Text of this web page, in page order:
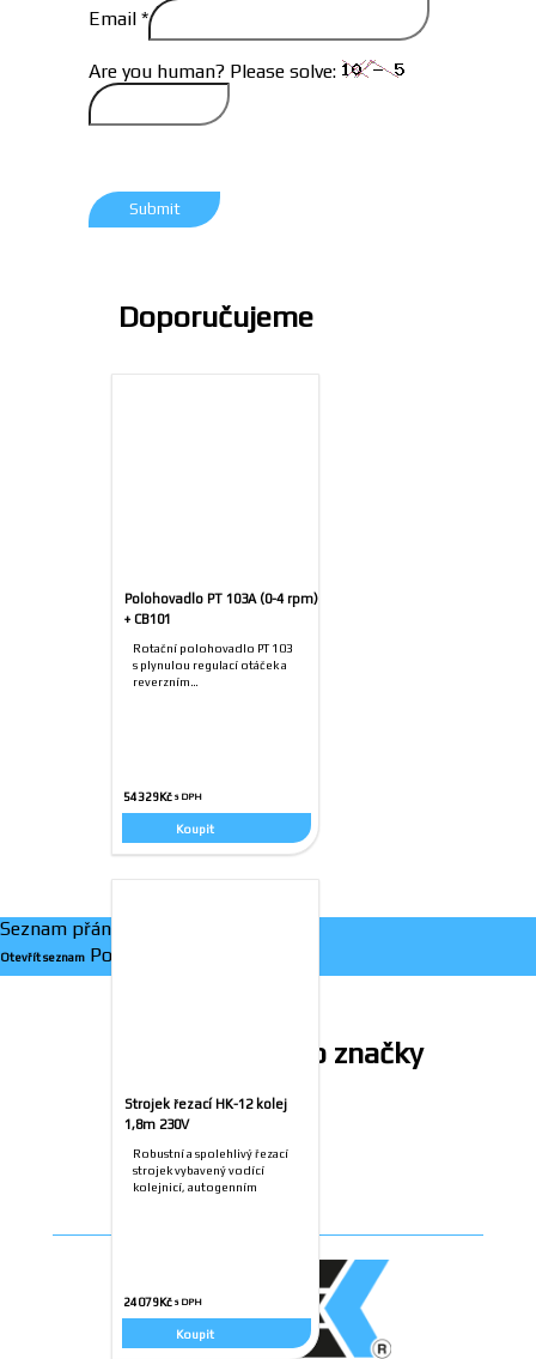
Email *
Are you human? Please solve:
Doporučujeme
Polohovadlo PT 103A (0-4 rpm)
+ CB101
Rotační polohovadlo PT 103
s plynulou regulací otáček a
reverzním…
54329Kč
Koupit
Strojek řezací HK-12 kolej
1,8m 230V
Robustní a spolehlivý řezací
strojek vybavený vodící
kolejnicí, autogenním
24079Kč
Koupit
Seznam přání
Otevřít seznam Pokračovat v nakupování
Prodáváme tyto značky